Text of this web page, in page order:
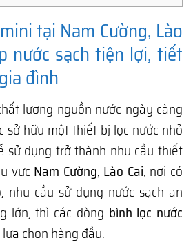
tại Nam Cường, Lào
nước sạch tiện lợi, tiết
đình
lượng nguồn nước ngày càng
sở hữu một thiết bị lọc nước nhỏ
sử dụng trở thành nhu cầu thiết
vực Nam Cường, Lào Cai, nơi có
nhu cầu sử dụng nước sạch an
lớn, thì các dòng bình lọc nước
chọn hàng đầu.